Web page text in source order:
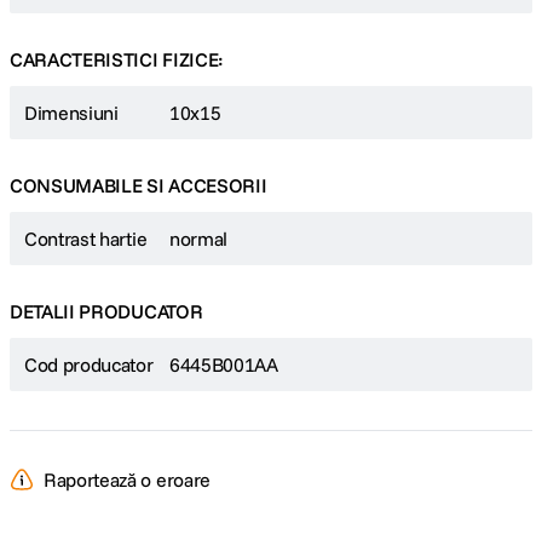
CARACTERISTICI FIZICE:
Dimensiuni 10x15
CONSUMABILE SI ACCESORII
Contrast hartie normal
DETALII PRODUCATOR
Cod producator 6445B001AA
Raportează o eroare